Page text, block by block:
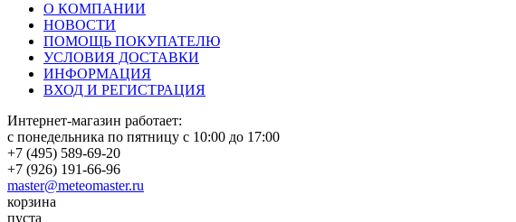
О КОМПАНИИ
НОВОСТИ
ПОМОЩЬ ПОКУПАТЕЛЮ
УСЛОВИЯ ДОСТАВКИ
ИНФОРМАЦИЯ
ВХОД И РЕГИСТРАЦИЯ
Интернет-магазин работает:
с понедельника по пятницу с 10:00 до 17:00
+7 (495) 589-69-20
+7 (926) 191-66-96
master@meteomaster.ru
корзина
пуста